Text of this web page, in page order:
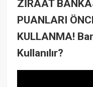
ZİRAAT
PUANLARI
KULLANMA!
Kullanılır?